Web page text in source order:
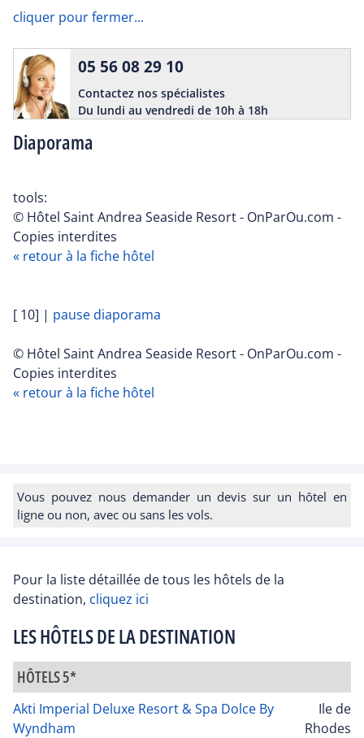
cliquer pour fermer...
Diaporama
05 56 08 29 10
Contactez nos spécialistes
Du lundi au vendredi de 10h à 18h
tools:
© Hôtel Saint Andrea Seaside Resort - OnParOu.com -
Copies interdites
« retour à la fiche hôtel
[ 10] | pause diaporama
© Hôtel Saint Andrea Seaside Resort - OnParOu.com -
Copies interdites
« retour à la fiche hôtel
Vous pouvez nous demander un devis sur un hôtel en
ligne ou non, avec ou sans les vols.
Pour la liste détaillée de tous les hôtels de la
destination, cliquez ici
LES HÔTELS DE LA DESTINATION
HÔTELS 5*
Akti Imperial Deluxe Resort & Spa Dolce By
Wyndham
Ile de
Rhodes